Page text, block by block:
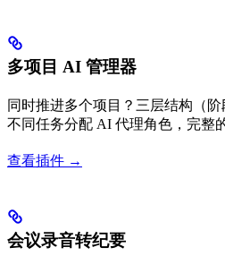
多项目 AI 管理器
同时推进多个项目？三层结构（
不同任务分配 AI 代理角色，完整
查看插件 →
会议录音转纪要